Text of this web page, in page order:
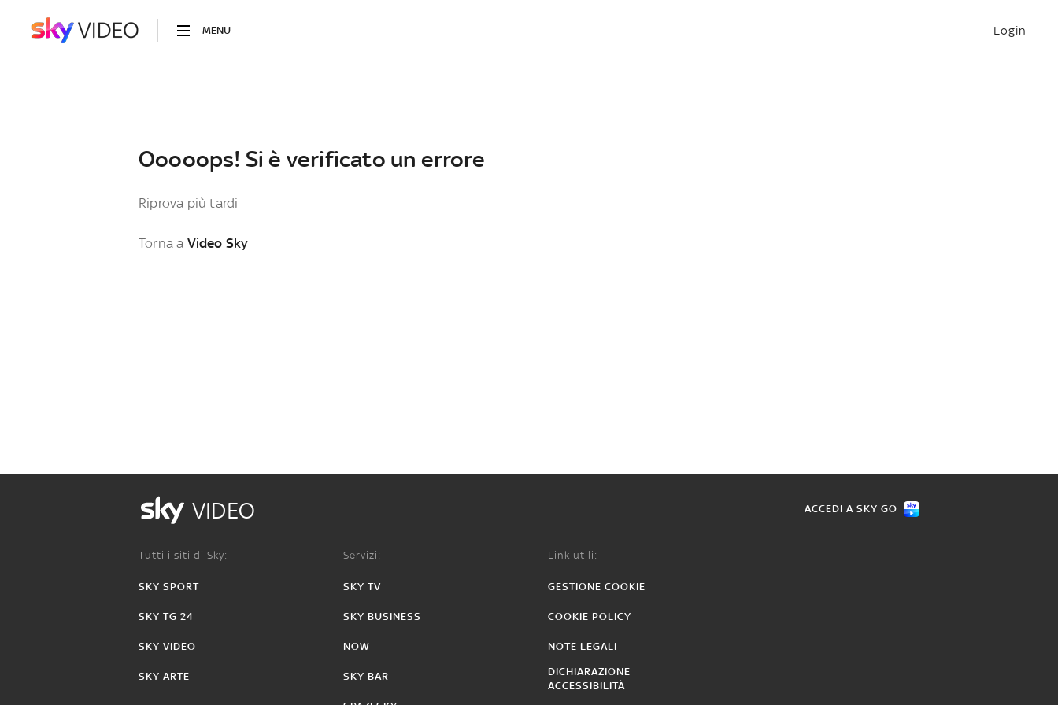
MENU Login
Ooooops! Si è verificato un errore
Riprova più tardi
Torna a Video Sky
VIDEO ACCEDI A SKY GO
Tutti i siti di Sky:
SKY SPORT
SKY TG 24
SKY VIDEO
SKY ARTE
Servizi:
SKY TV
SKY BUSINESS
NOW
SKY BAR
Link utili:
GESTIONE COOKIE
COOKIE POLICY
NOTE LEGALI
DICHIARAZIONE
ACCESSIBILITÀ